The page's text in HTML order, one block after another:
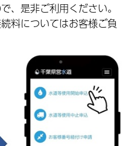
、是非ご利用ください。
料についてはお客様ご負